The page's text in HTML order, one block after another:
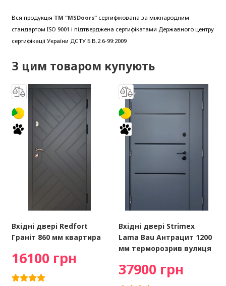
Вся продукція ТМ "MSDoors"сертифікована за міжнародним
стандартом ISO 9001 і підтверджена сертифікатами Державного центру
сертифікації України ДСТУ Б В.2.6-99:2009
З цим товаром купують
Вхідні двері Redfort
Граніт 860 мм квартира
16100 грн
Вхідні двері Strimex
Lama Bau Антрацит 1200
мм терморозрив вулиця
37900 грн